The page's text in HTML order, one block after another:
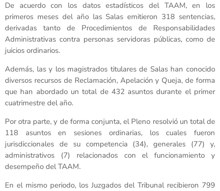
De acuerdo con los datos estadísticos del TAAM, en los
primeros meses del año las Salas emitieron 318 sentencias,
derivadas tanto de Procedimientos de Responsabilidades
Administrativas contra personas servidoras públicas, como de
juicios ordinarios.
Además, las y los magistrados titulares de Salas han conocido
diversos recursos de Reclamación, Apelación y Queja, de forma
que han abordado un total de 432 asuntos durante el primer
cuatrimestre del año.
Por otra parte, y de forma conjunta, el Pleno resolvió un total de
118 asuntos en sesiones ordinarias, los cuales fueron
jurisdiccionales de su competencia (34), generales (77) y,
administrativos (7) relacionados con el funcionamiento y
desempeño del TAAM.
En el mismo periodo, los Juzgados del Tribunal recibieron 799